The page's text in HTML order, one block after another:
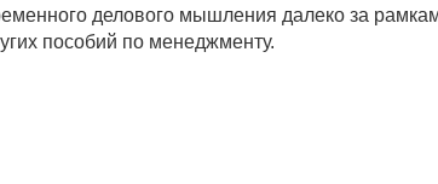
делового мышления далеко за
пособий по менеджменту.